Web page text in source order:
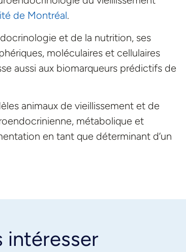
de Montréal.
et de la nutrition, ses
moléculaires et cellulaires
aussi aux biomarqueurs prédictifs de
animaux de vieillissement et de
métabolique et
en tant que déterminant d’un
intéresser